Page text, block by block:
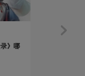
》哪
太屎了